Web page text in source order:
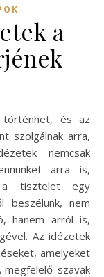
a
szolgálnak arra,
nemcsak
arra is,
tisztelet egy
beszélünk, nem
hanem arról is,
Az idézetek
amelyeket
megfelelő szavak